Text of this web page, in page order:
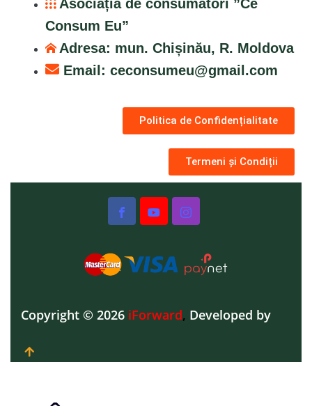
Asociația de consumatori ”Ce
Consum Eu”
Adresa: mun. Chișinău, R. Moldova
Email: ceconsumeu@gmail.com
Politica de Confidențialitate
Termeni și Condiții
Copyright © 2026 iForward, Developed by